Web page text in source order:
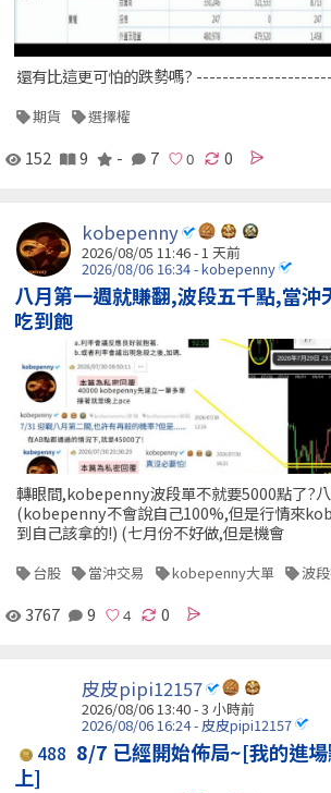
還有比這更可怕的跌勢嗎?
期貨 選擇權
152 9 - 7 0
kobepenny
2026/08/05 11:46 - 1 天前
2026/08/06 16:34 - kobepenny
八月第一週就賺翻,波段五千點,當
吃到飽
轉眼間,kobepenny波段單不就要5000點了?
(kobepenny不會說自己100%,但是行情來
到自己該拿的!) (七月份不好做,但是機會
台股 當沖交易 kobepenny大單 波
3767 9 0
皮皮pipi12157
2026/08/06 13:40 -3 小時前
2026/08/06 16:24 - 皮皮pipi12157
488 8/7 已經開始佈局~[我的進
上]